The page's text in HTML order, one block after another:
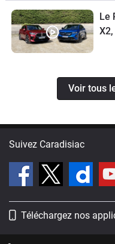
Le
Voir tous
Suivez Caradisiac
Téléchargez nos